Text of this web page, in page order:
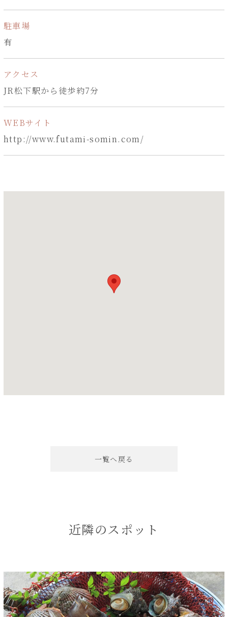
駐車場
有
アクセス
JR松下駅から徒歩約7分
WEBサイト
http://www.futami-somin.com/
一覧へ戻る
近隣のスポット